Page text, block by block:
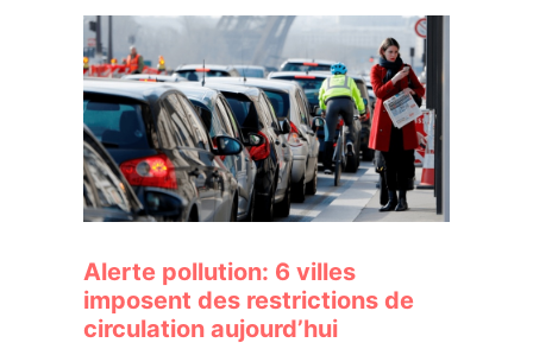
Alerte pollution: 6 villes
imposent des restrictions de
circulation aujourd’hui